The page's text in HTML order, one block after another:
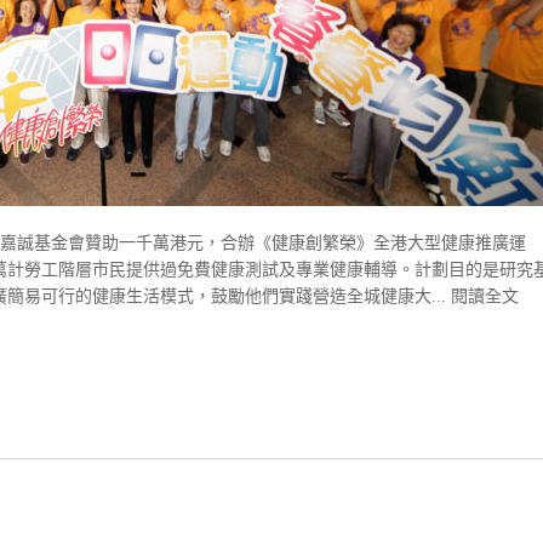
誠基金會贊助一千萬港元，合辦《健康創繁榮》全港大型健康推廣運
勞工階層市民提供過免費健康測試及專業健康輔導。計劃目的是研究
易可行的健康生活模式，鼓勵他們實踐營造全城健康大... 閱讀全文